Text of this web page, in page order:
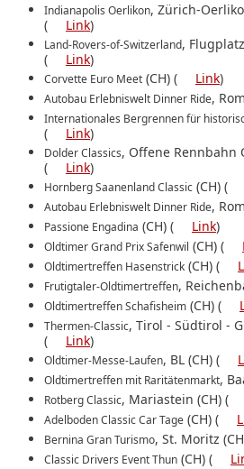
Indianapolis Oerlikon, Zürich-
(
Link)
Land-Rovers-of-Switzerland,
(
Link)
Corvette Euro Meet (CH) ( Link)
Autobau Erlebniswelt Dinner Ride,
Internationales Bergrennen für
(
Link)
Dolder Classics, Offene Rennbahn
(
Link)
Hornberg Saanenland Classic (CH) (
Autobau Erlebniswelt Dinner Ride,
Passione Engadina (CH) ( Link)
Oldtimer Grand Prix Safenwil (CH) (
Oldtimertreffen Hasenstrick (CH) (
Frutigtaler-Oldtimertreffen,
Oldtimertreffen Schafisheim (CH) (
Thermen-Classic, Tirol ‐ Südtirol ‐
(
Link)
Oldtimer-Messe-Laufen, BL (CH) (
Oldtimertreffen mit Raritätenmarkt,
Rotberg Classic, Mariastein (CH) (
Adelboden Classic Car Tage (CH) (
Bernina Gran Turismo, St. Moritz
Classic Drivers Event Thun (CH) (